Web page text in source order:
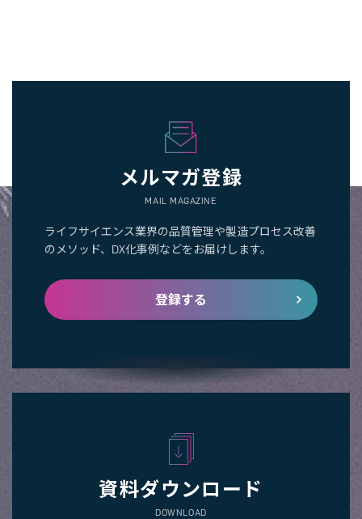
メルマガ登録
MAIL MAGAZINE
ライフサイエンス業界の品質管理や製造プロセス改善
のメソッド、DX化事例などをお届けします。
登録する
資料ダウンロード
DOWNLOAD